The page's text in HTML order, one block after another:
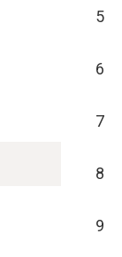
5
6
7
8
9